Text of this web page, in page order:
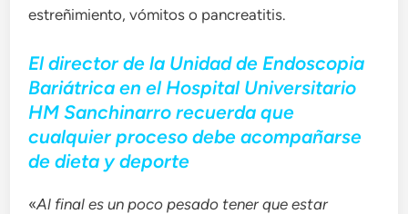
estreñimiento, vómitos o pancreatitis.
El director de la Unidad de Endoscopia
Bariátrica en el Hospital Universitario
HM Sanchinarro recuerda que
cualquier proceso debe acompañarse
de dieta y deporte
«Al final es un poco pesado tener que estar